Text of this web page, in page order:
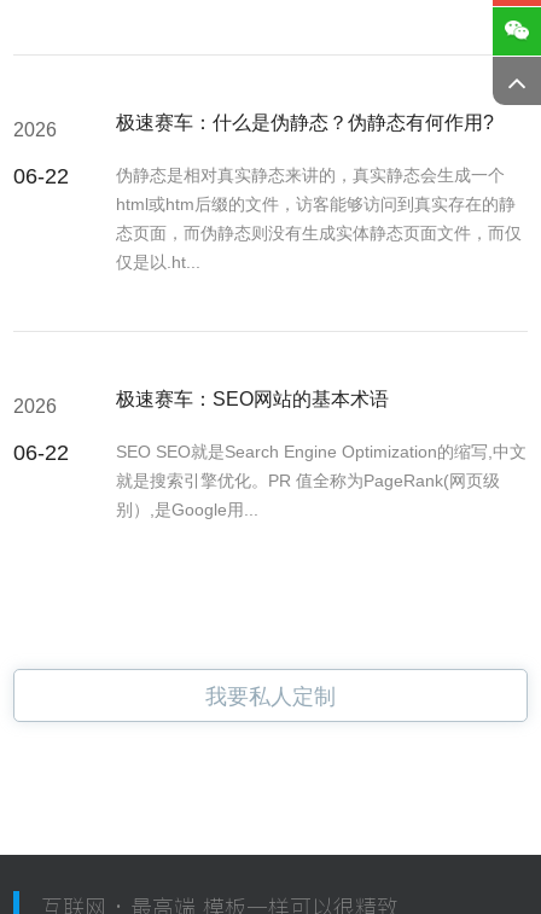
2026
06-22
极速赛车：什么是伪静态？伪静态有何作用?
伪静态是相对真实静态来讲的，真实静态会生成一个
html或htm后缀的文件，访客能够访问到真实存在的静
态页面，而伪静态则没有生成实体静态页面文件，而仅
仅是以.ht...
2026
06-22
极速赛车：SEO网站的基本术语
SEO SEO就是Search Engine Optimization的缩写,中文
就是搜索引擎优化。PR 值全称为PageRank(网页级
别）,是Google用...
我要私人定制
互联网 · 最高端 模板一样可以很精致